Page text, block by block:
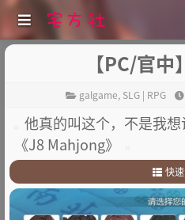
【PC/官
galgame, SLG | RPG
他真的叫这个，不是我
《J8 Mahjong》
快
1.游戏简介
2.其他